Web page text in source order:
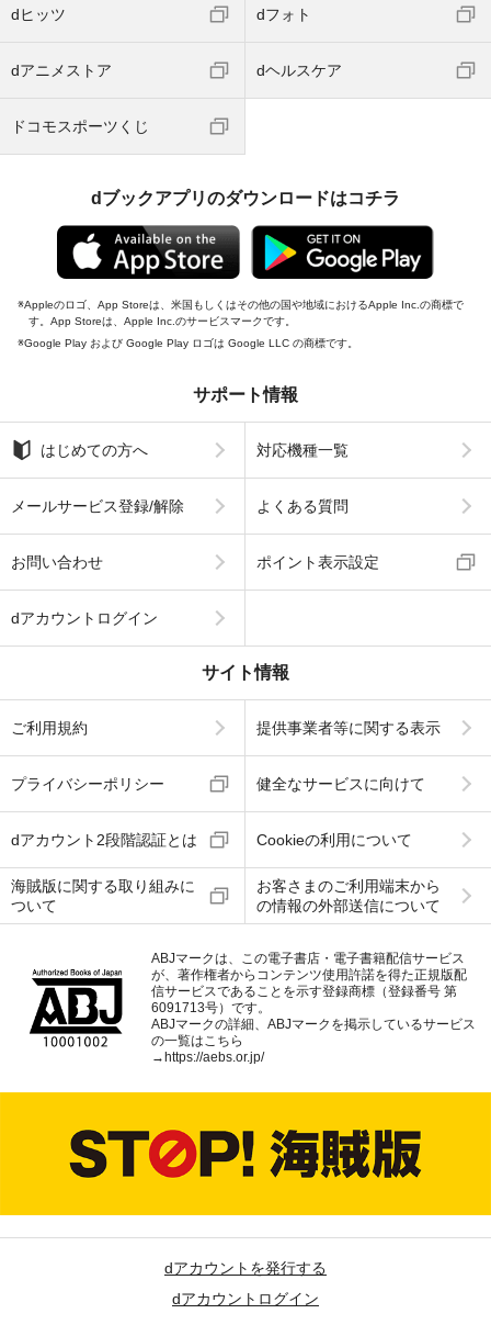
dヒッツ dフォト
dアニメストア dヘルスケア
ドコモスポーツくじ
dブックアプリのダウンロードはコチラ
Appleのロゴ、App Storeは、米国もしくはその他の国や地域におけるApple Inc.の商標で
す。App Storeは、Apple Inc.のサービスマークです。
Google Play および Google Play ロゴは Google LLC の商標です。
サポート情報
はじめての方へ 対応機種一覧
メールサービス登録/解除 よくある質問
お問い合わせ ポイント表示設定
dアカウントログイン
サイト情報
ご利用規約 提供事業者等に関する表示
プライバシーポリシー 健全なサービスに向けて
dアカウント2段階認証とは Cookieの利用について
海賊版に関する取り組みに
ついて
お客さまのご利用端末から
の情報の外部送信について
ABJマークは、この電子書店・電子書籍配信サービス
が、著作権者からコンテンツ使用許諾を得た正規版配
信サービスであることを示す登録商標（登録番号 第
6091713号）です。
ABJマークの詳細、ABJマークを掲示しているサービス
の一覧はこちら
→ https://aebs.or.jp/
dアカウントを発行する
dアカウントログイン